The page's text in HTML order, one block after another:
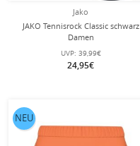
Jako
JAKO Tennisrock Classic schwarz
Damen
UVP: 39,99€
24,95€
NEU